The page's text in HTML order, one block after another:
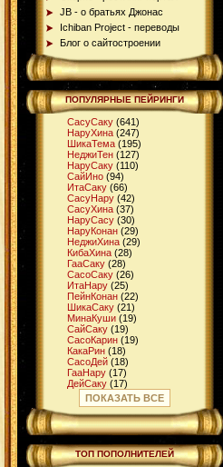
JB - о братьях Джонас
Ichiban Project - переводы
Блог о сайтостроении
ПОПУЛЯРНЫЕ ПЕЙРИНГИ
СасуСаку (641)
НаруХина (247)
ШикаТема (195)
НеджиТен (127)
НаруСаку (110)
СайИно (94)
ИтaСаку (66)
СасуНару (42)
СасуХина (37)
НаруСасу (30)
НаруКонан (29)
НеджиХина (29)
КибаХина (28)
ГааСаку (28)
СасоСаку (26)
ИтаНару (25)
ПейнКонан (22)
ШикаСаку (21)
МинаКуши (19)
СайСаку (19)
СасоКарин (19)
КакаРин (18)
СасоДей (18)
ГааНару (17)
ДейСаку (17)
ГааМацу(16)
ШикаИно(16)
ДжираЦуна(15)
КибаТен(14)
ЧоджиИно(14)
СуйКарин(14)
КибаНару(13)
ПОКАЗАТЬ ВСЕ
ТОП ПОПОЛНИТЕЛЕЙ